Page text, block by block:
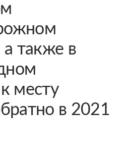
а также в
месту
в 2021